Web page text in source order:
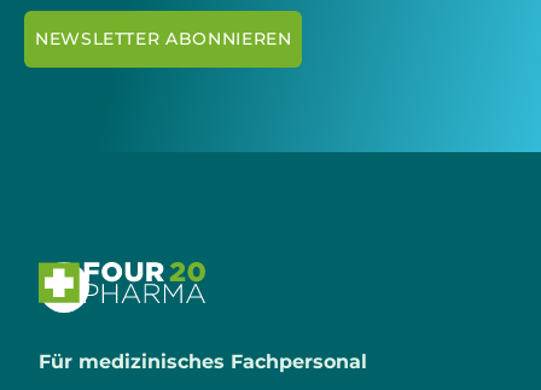
NEWSLETTER ABONNIEREN

Für medizinisches Fachpersonal